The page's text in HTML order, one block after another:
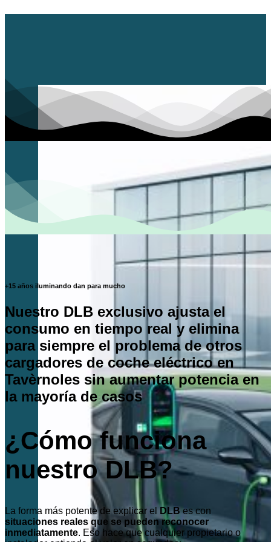
+15 años iluminando dan para mucho
Nuestro DLB exclusivo ajusta el
consumo en tiempo real y elimina
para siempre el problema de otros
cargadores de coche eléctrico en
Tavèrnoles sin aumentar potencia en
la mayoría de casos
¿Cómo funciona
nuestro DLB?
La forma más potente de explicar elDLBes con
situaciones reales que se pueden reconocer
inmediatamente. Eso hace que cualquier propietario o